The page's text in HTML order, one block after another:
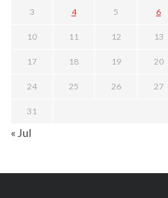
3 4 5 6
10 11 12 13
17 18 19 20
24 25 26 27
31
« Jul